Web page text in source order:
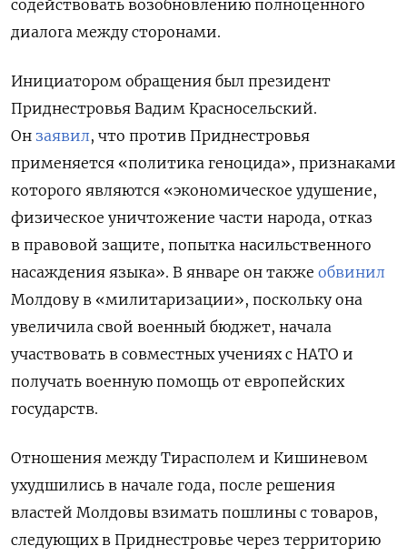
содействовать возобновлению полноценного
диалога между сторонами.
Инициатором обращения был президент
Приднестровья Вадим Красносельский.
Он заявил, что против Приднестровья
применяется «политика геноцида», признаками
которого являются «экономическое удушение,
физическое уничтожение части народа, отказ
в правовой защите, попытка насильственного
насаждения языка». В январе он также обвинил
Молдову в «милитаризации», поскольку она
увеличила свой военный бюджет, начала
участвовать в совместных учениях с НАТО и
получать военную помощь от европейских
государств.
Отношения между Тирасполем и Кишиневом
ухудшились в начале года, после решения
властей Молдовы взимать пошлины с товаров,
следующих в Приднестровье через территорию